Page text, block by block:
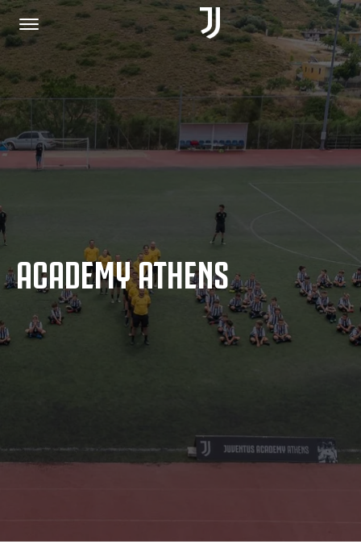
HOME
JOIN US
PRIVACY POLICY
JUVENTUS.COM
SHOP
ACADEMY ATHENS